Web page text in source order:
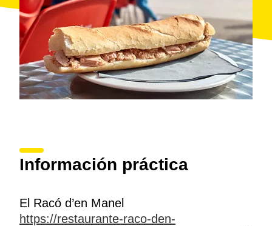
Información práctica
El Racó d’en Manel
https://restaurante-raco-den-